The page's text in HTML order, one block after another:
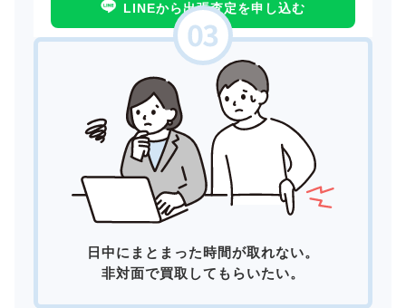
LINEから出張査定を申し込む
日中にまとまった時間が取れない。
非対面で買取してもらいたい。